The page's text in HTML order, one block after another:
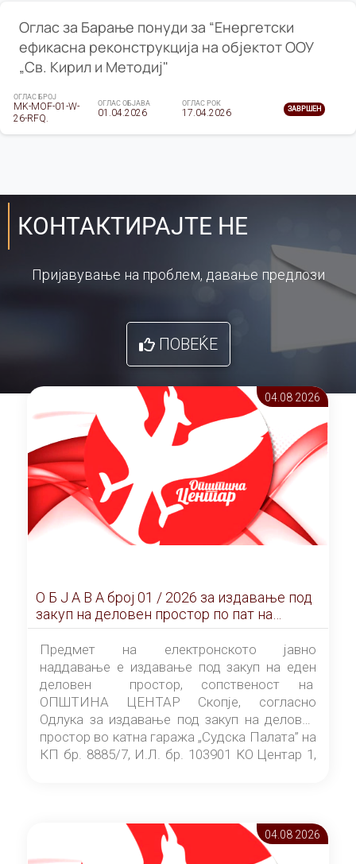
Оглас за Барање понуди за “Енергетски
ефикасна реконструкција на објектот ООУ
„Св. Кирил и Методиј"
ОГЛАС БРОЈ
MK-MOF-01-W-
26-RFQ.
ОГЛАС ОБЈАВА
01.04.2026
ОГЛАС РОК
17.04.2026 ЗАВРШЕН
КОНТАКТИРАЈТЕ НЕ
Пријавување на проблем, давање предлози
ПОВЕЌЕ
04.08 2026
О Б Ј А В А брoj 01 / 2026 за издавање под
закуп на деловен простор по пат на
ЕЛЕКТРОНСКО ЈАВНО НАДДАВАЊЕ
Предмет на електронското јавно
наддавање е издавање под закуп на еден
деловен простор, сопственост на
ОПШТИНА ЦЕНТАР Скопје, согласно
Одлука за издавање под закуп на деловен
простор во катна гаража „Судска Палата” на
КП бр. 8885/7, И.Л. бр. 103901 КО Центар 1,
Скопје” број 9/2026), за времетраење од 3
(три) години од денот на потпишувањето на
Договорот за закуп со најповолниот
04.08 2026